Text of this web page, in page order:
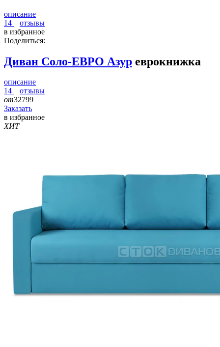
описание
14
отзывы
в избранное
Поделиться:
Диван Соло-ЕВРО Азур еврокнижка
описание
14
отзывы
от32799
Заказать
в избранное
ХИТ